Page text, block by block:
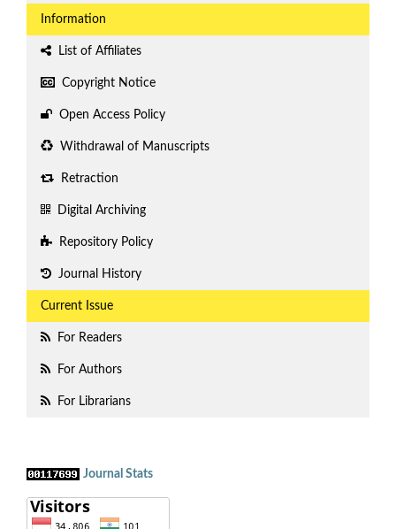
Information
List of Affiliates
Copyright Notice
Open Access Policy
Withdrawal of Manuscripts
Retraction
Digital Archiving
Repository Policy
Journal History
Current Issue
For Readers
For Authors
For Librarians
Journal Stats